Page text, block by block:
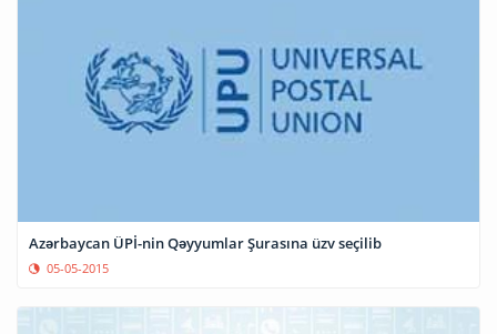
Azərbaycan ÜPİ-nin Qəyyumlar Şurasına üzv seçilib
05-05-2015